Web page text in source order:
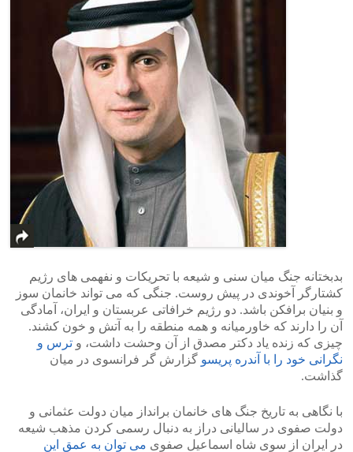
بدبختانه جنگ میان سنی و شیعه با تحریکات و نفهمی های رژیم
کشتارگر آخوندی در پیش روست. جنگی که می تواند خانمان سوز
و بنیان برافکن باشد. دو رژیم خرافاتی عربستان و ایران، آمادگی
آن را دارند که خاورمیانه و همه منطقه را به آتش و خون کشند.
چیزی که زنده یاد دکتر مصدق از آن وحشت داشت، و ترس و
نگرانی خود را با آندره پریسو گزارش گر فرانسوی در میان
گذاشت.
با نگاهی به تاریخ جنگ های خانمان برانداز میان دولت عثمانی و
دولت صفوی در سالیانی دراز به دنبال رسمی کردن مذهب شیعه
در ایران از سوی شاه اسماعیل صفوی می توان به عمق این